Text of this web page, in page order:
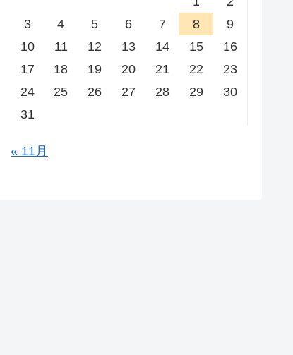
3
4 5 6 7 8
9
10
11 12 13 14 15
16
17
18 19 20 21 22
23
24
25 26 27 28 29
30
31
« 11月